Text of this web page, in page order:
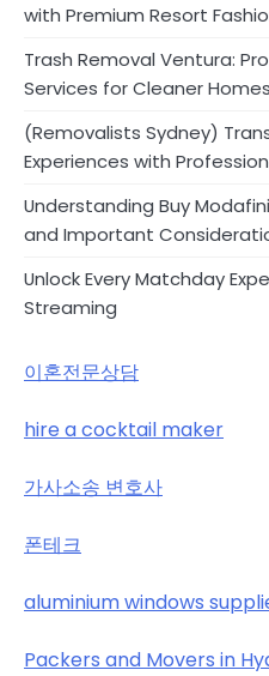
with Premium Resort
Trash Removal Ventura:
Services for Cleaner
(Removalists Sydney)
Experiences with
Understanding Buy
and Important
Unlock Every Matchday
Streaming
이혼전문상담
hire a cocktail maker
가사소송 변호사
폰테크
aluminium windows
Packers and Movers in